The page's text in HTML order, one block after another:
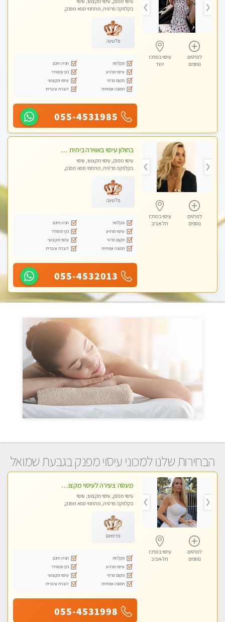
לפרטים
נוספים
עיסוי במרכז
יהוד
בקלניקה פרטית, מתחמי ספא מפנק,
פלטינה
מקלחת
חניה חינם
עיסוי מרגיע
נקי ומסודר
מקום פרטי
עיסוי מקצועי
תמונה אמיתית
דוברת עיברית
055-4531985
לפרטים
נוספים
עיסוי במרכז
תל-אביב
בחולון עיסוי באווירה ביתית רגועה שקט , עיסוי ספורטיבי משחרר לכל הגוף. מעסה צעירה ואלופה לעיסוי מפנק מומלץ מאוד ....פרטי!! ללא מין !!
עיסוי מפנק, עיסוי מקצועי, עיסוי
בקלניקה פרטית, מתחמי ספא מפנק,
פלטינה
מקלחת
חניה חינם
עיסוי מרגיע
נקי ומסודר
מקום פרטי
עיסוי מקצועי
תמונה אמיתית
דוברת עיברית
055-4532013
הבחירות שלנו למכוני עיסוי מפנק בגבעת שמואל
לפרטים
נוספים
עיסוי במרכז
תל-אביב
מעסה צעירה לעיסוי מקצועי בבת-ים ללא מין !!
עיסוי מפנק, עיסוי מקצועי, עיסוי
בקלניקה פרטית, מתחמי ספא מפנק,
טנטרה
פרימיום
מקלחת
חניה חינם
עיסוי מרגיע
נקי ומסודר
מקום פרטי
עיסוי מקצועי
תמונה אמיתית
דוברת עיברית
055-4531998